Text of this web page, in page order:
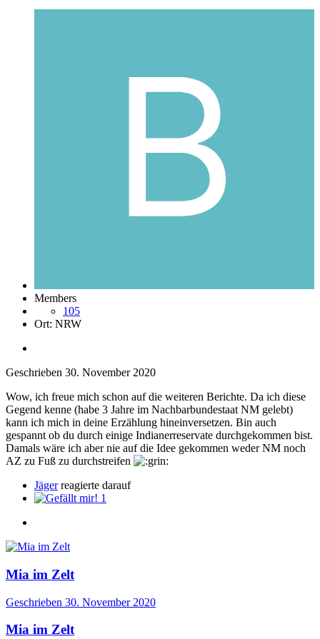
Members
105
Ort: NRW
Geschrieben 30. November 2020
Wow, ich freue mich schon auf die weiteren Berichte. Da ich diese
Gegend kenne (habe 3 Jahre im Nachbarbundestaat NM gelebt)
kann ich mich in deine Erzählung hineinversetzen. Bin auch
gespannt ob du durch einige Indianerreservate durchgekommen bist.
Damals wäre ich aber nie auf die Idee gekommen weder NM noch
AZ zu Fuß zu durchstreifen
Jägerreagierte darauf
1
Mia im Zelt
Geschrieben 30. November 2020
Mia im Zelt